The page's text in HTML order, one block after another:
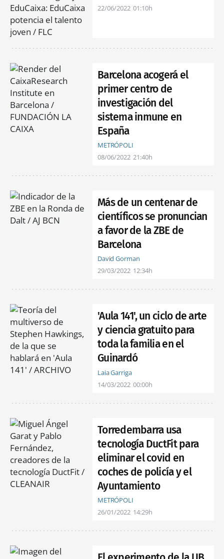
22/06/2022 01:10h
Barcelona acogerá el
primer centro de
investigación del
sistema inmune en
España
METRÓPOLI
08/06/2022 21:40h
Más de un centenar de
científicos se pronuncian
a favor de la ZBE de
Barcelona
David Gorman
29/03/2022 12:34h
'Aula 141', un ciclo de arte
y ciencia gratuito para
toda la familia en el
Guinardó
Laia Garriga
14/03/2022 00:00h
Torredembarra usa
tecnología DuctFit para
eliminar el covid en
coches de policía y el
Ayuntamiento
METRÓPOLI
26/01/2022 14:29h